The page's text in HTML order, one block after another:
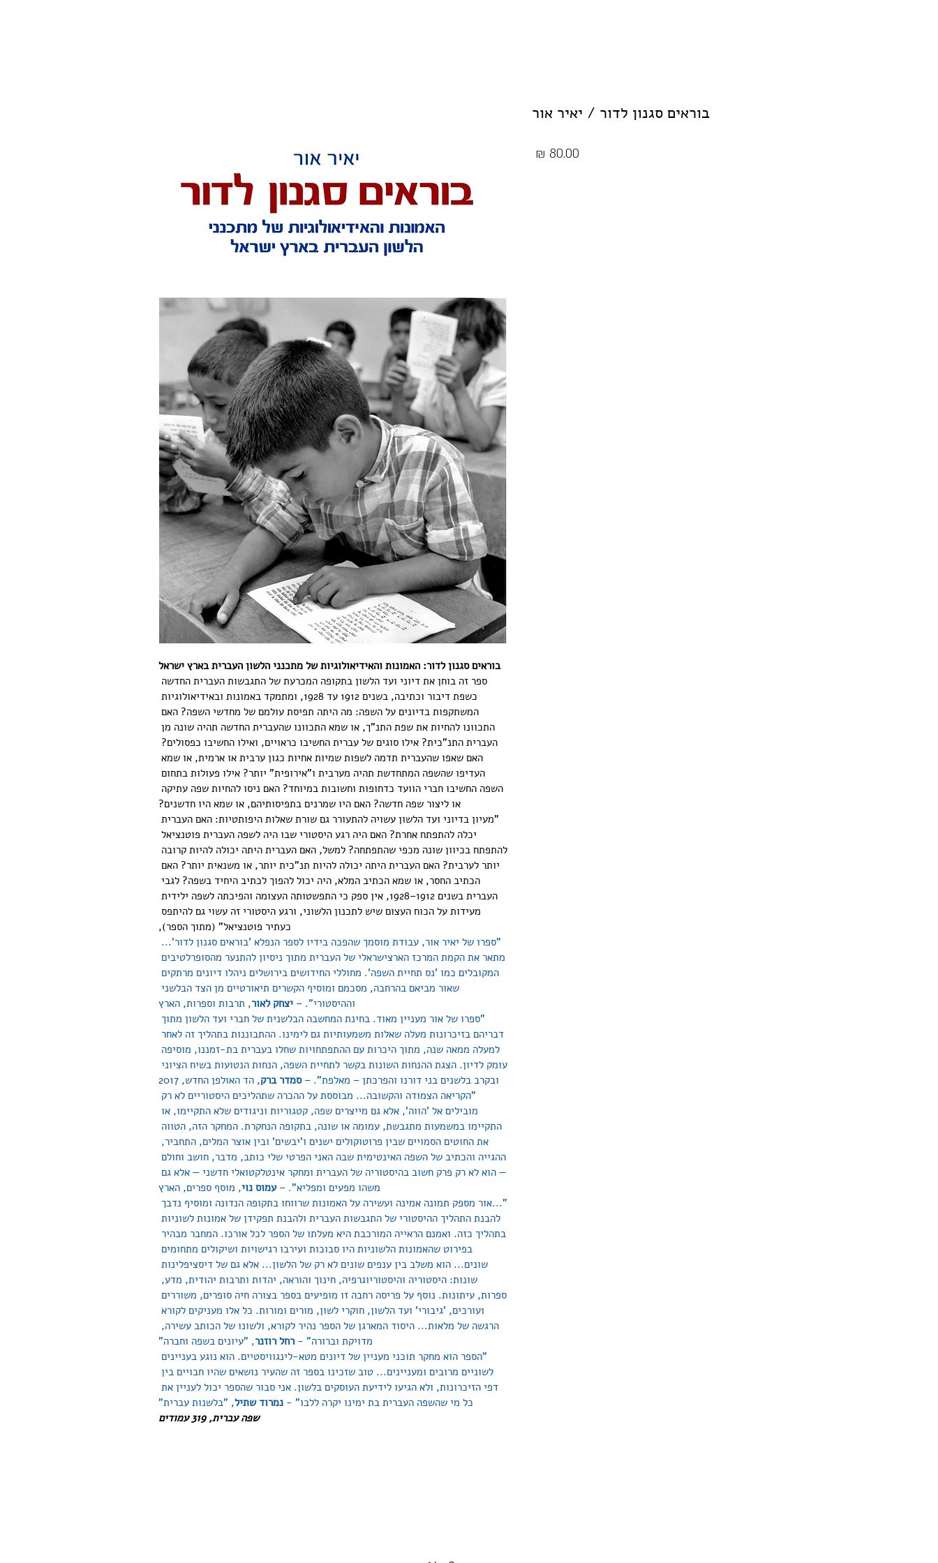
בוראים סגנון לדור: האמונות והאידיאולוגיות של מתכנני הלשון העברית בארץ ישראל
ספר זה בוחן את דיוני ועד הלשון בתקופה המכרעת של התגבשות העברית החדשה
כשפת דיבור וכתיבה, בשנים 1912 עד 1928, ומתמקד באמונות ובאידיאולוגיות
המשתקפות בדיונים על השפה: מה היתה תפיסת עולמם של מחדשי השפה? האם
התכוונו להחיות את שפת התנ"ך, או שמא התכוונו שהעברית החדשה תהיה שונה מן
העברית התנ"כית? אילו סוגים של עברית החשיבו כראויים, ואילו החשיבו כפסולים?
האם שאפו שהעברית תדמה לשפות שמיות אחיות כגון ערבית או ארמית, או שמא
העדיפו שהשפה המתחדשת תהיה מערבית ו"אירופית" יותר? אילו פעולות בתחום
השפה החשיבו חברי הוועד כדחופות וחשובות במיוחד? האם ניסו להחיות שפה עתיקה
או ליצור שפה חדשה? האם היו שמרנים בתפיסותיהם, או שמא היו חדשנים?
"מעיון בדיוני ועד הלשון עשויה להתעורר גם שורת שאלות היפותטיות: האם העברית
יכלה להתפתח אחרת? האם היה רגע היסטורי שבו היה לשפה העברית פוטנציאל
להתפתח בכיוון שונה מכפי שהתפתחה? למשל, האם העברית היתה יכולה להיות קרובה
יותר לערבית? האם העברית היתה יכולה להיות תנ"כית יותר, או משנאית יותר? האם
הכתיב החסר, או שמא הכתיב המלא, היה יכול להפוך לכתיב היחיד בשפה? לגבי
העברית בשנים 1912–1928, אין ספק כי התפשטותה העצומה והפיכתה לשפה ילידית
מעידות על הכוח העצום שיש לתכנון הלשוני, ורגע היסטורי זה עשוי גם להיתפס
כעתיר פוטנציאל" (מתוך הספר),
"ספרו של יאיר אור, עבודת מוסמך שהפכה בידיו לספר הנפלא 'בוראים סגנון לדור'...
מתאר את הקמת המרכז הארצישראלי של העברית מתוך ניסיון להתנער מהסופרלטיבים
המקובלים כמו 'נס תחיית השפה'. מחוללי החידושים בירושלים ניהלו דיונים מרתקים
שאור מביאם בהרחבה, מסכמם ומוסיף הקשרים תיאורטיים מן הצד הבלשני
וההיסטורי". – יצחק לאור, תרבות וספרות, הארץ
"ספרו של אור מעניין מאוד. בחינת המחשבה הבלשנית של חברי ועד הלשון מתוך
דבריהם בזיכרונות מעלה שאלות משמעותיות גם לימינו. ההתבוננות בתהליך זה לאחר
למעלה ממאה שנה, מתוך היכרות עם ההתפתחויות שחלו בעברית בת-זמננו, מוסיפה
עומק לדיון. הצגת ההנחות השונות בקשר לתחיית השפה, הנחות הנטועות בשיח הציוני
ובקרב בלשנים בני דורנו והפרכתן – מאלפת". – סמדר ברק, הד האולפן החדש, 2017
"הקריאה הצמודה והקשובה... מבוססת על ההכרה שתהליכים היסטוריים לא רק
מובילים אל 'הווה', אלא גם מייצרים שפה, קטגוריות וניגודים שלא התקיימו, או
התקיימו במשמעות מתגבשת, עמומה או שונה, בתקופה הנחקרת. המחקר הזה, הטווה
את החוטים הסמויים שבין פרוטוקולים ישנים ו'יבשים' ובין אוצר המלים, התחביר,
ההגייה והכתיב של השפה האינטימית שבה האני הפרטי שלי כותב, מדבר, חושב וחולם
— הוא לא רק פרק חשוב בהיסטוריה של העברית ומחקר אינטלקטואלי חדשני — אלא גם
משהו מפעים ומפליא". – עמוס נוי, מוסף ספרים, הארץ
"...אור מספק תמונה אמינה ועשירה על האמונות שרווחו בתקופה הנדונה ומוסיף נדבך
להבנת התהליך ההיסטורי של התגבשות העברית ולהבנת תפקידן של אמונות לשוניות
בתהליך כזה. ואמנם הראייה המורכבת היא מעלתו של הספר לכל אורכו. המחבר מבהיר
בפירוט שהאמונות הלשוניות היו סבוכות ועירבו רגישויות ושיקולים מתחומים
שונים... הוא משלב בין ענפים שונים לא רק של הלשון... אלא גם של דיסציפלינות
שונות: היסטוריה והיסטוריוגרפיה, חינוך והוראה, יהדות ותרבות יהודית, מדע,
ספרות, עיתונות. נוסף על פריסה רחבה זו מופיעים בספר בצורה חיה סופרים, משוררים
ועורכים, 'גיבורי' ועד הלשון, חוקרי לשון, מורים ומורות. כל אלו מעניקים לקורא
הרגשה של מלאות... היסוד המארגן של הספר נהיר לקורא, ולשונו של הכותב עשירה,
מדויקת וברורה" - רחל רוזנר, "עיונים בשפה וחברה"
"הספר הוא מחקר תוכני מעניין של דיונים מטא-לינגוויסטיים. הוא נוגע בעניינים
לשוניים מרובים ומעניינים... טוב שזכינו בספר זה שהעיר נושאים שהיו חבויים בין
דפי הזיכרונות, ולא הגיעו לידיעת העוסקים בלשון. אני סבור שהספר יכול לעניין את
כל מי שהשפה העברית בת ימינו יקרה ללבו" - נמרוד שתיל, "בלשנות עברית"
שפה עברית, 319 עמודים
בוראים סגנון לדור / יאיר אור